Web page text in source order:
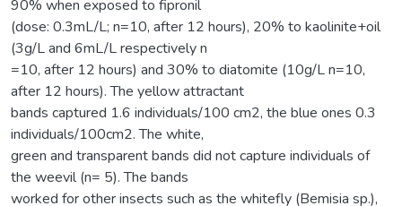
90% when exposed to fipronil
(dose: 0.3mL/L; n=10, after 12 hours), 20% to kaolinite+oil
(3g/L and 6mL/L respectively n
=10, after 12 hours) and 30% to diatomite (10g/L n=10,
after 12 hours). The yellow attractant
bands captured 1.6 individuals/100 cm2, the blue ones 0.3
individuals/100cm2. The white,
green and transparent bands did not capture individuals of
the weevil (n= 5). The bands
worked for other insects such as the whitefly (Bemisia sp.),